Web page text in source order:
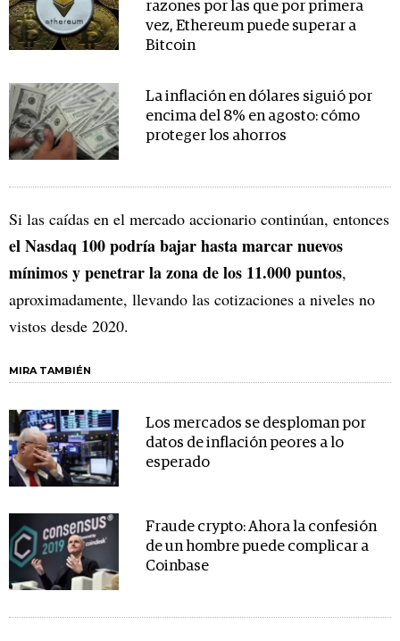
razones por las que por primera
vez, Ethereum puede superar a
Bitcoin
La inflación en dólares siguió por
encima del 8% en agosto: cómo
proteger los ahorros
Si las caídas en el mercado accionario continúan, entonces
el Nasdaq 100 podría bajar hasta marcar nuevos
mínimos y penetrar la zona de los 11.000 puntos,
aproximadamente, llevando las cotizaciones a niveles no
vistos desde 2020.
MIRA TAMBIÉN
Los mercados se desploman por
datos de inflación peores a lo
esperado
Fraude crypto: Ahora la confesión
de un hombre puede complicar a
Coinbase